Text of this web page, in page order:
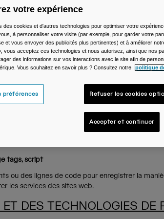
icinotre politique de confidentialité.
EN LIGNE
site web à votre ordinateur ou votre appareil
informations, comme votre adresse IP ou
consulté et avec lequel vous avez interagi sur
vos préférences et vos paramètres
tags, script
ou des lignes de code pour enregistrer la
les services des sites web.
DES TECHNOLOGIES DE
votre expérience
des cookies et d'autres technologies pour optimiser votre
à personnaliser votre visite (par exemple, pour garder votre
et vous envoyer des publicités plus pertinentes) et à améliorer
vous acceptez ces technologies et nous autorisez, ainsi que nos
des informations sur vos interactions avec le site afin de
Vous souhaitez en savoir plus ? Consultez notre
politique
préférences Refuser les cookies
Accepter et continuer